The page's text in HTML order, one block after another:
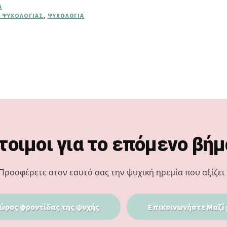
ΨΥΧΟΛΟΓΊΑΣ , ΨΥΧΟΛΟΓΊΑ
για το επόμενο
στον εαυτό σας την ψυχική ηρεμία που αξίζει
φροντίδας της ψυχής Επικοινωνήστε Μαζί